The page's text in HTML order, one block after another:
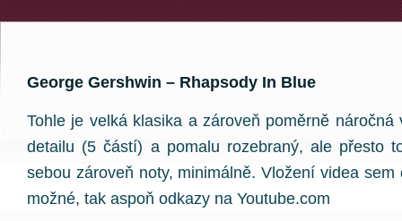
George Gershwin – Rhapsody In Blue
Tohle je velká klasika a zároveň poměrně
detailu (5 částí) a pomalu rozebraný, ale přesto
sebou zároveň noty, minimálně. Vložení videa
možné, tak aspoň odkazy na Youtube.com